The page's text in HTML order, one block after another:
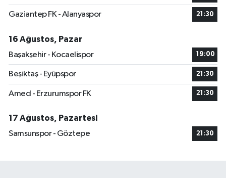
Gaziantep FK - Alanyaspor 21:30
16 Ağustos, Pazar
Başakşehir - Kocaelispor
19:00
Beşiktaş - Eyüpspor 21:30
Amed - Erzurumspor FK 21:30
17 Ağustos, Pazartesi
Samsunspor - Göztepe
21:30